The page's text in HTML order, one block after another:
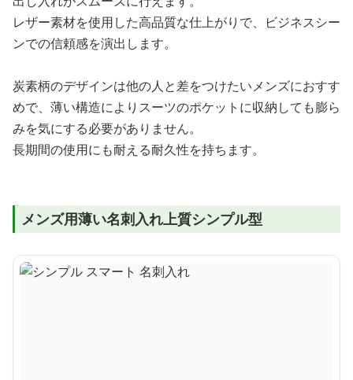
レザー素材を使用した高品質な仕上がりで、ビジネスシー
ンでの信頼感を演出します。
炭素柄のデザインは他の人と差をつけたいメンズにおすす
めで、薄い構造によりスーツのポケットに収納しても膨ら
みを気にする必要がありません。
長期間の使用にも耐える耐久性を持ちます。
メンズ用薄い名刺入れ上質シンプル型